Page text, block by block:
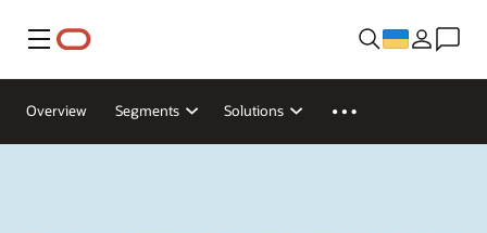
Меню
Overview Segments Solutions